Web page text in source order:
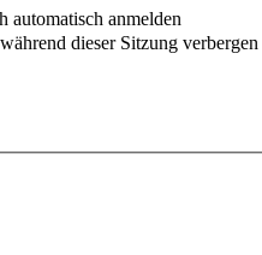
automatisch anmelden
dieser Sitzung verbergen